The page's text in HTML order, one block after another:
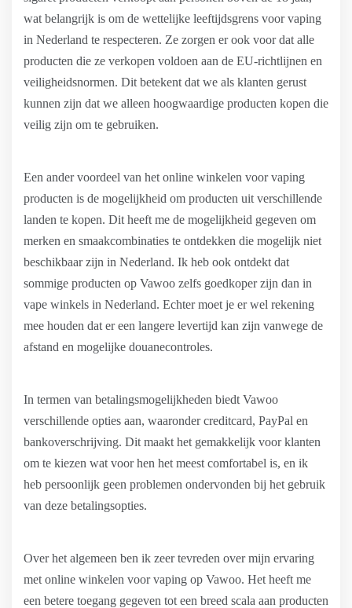
wat belangrijk is om de wettelijke leeftijdsgrens voor vaping
in Nederland te respecteren. Ze zorgen er ook voor dat alle
producten die ze verkopen voldoen aan de EU-richtlijnen en
veiligheidsnormen. Dit betekent dat we als klanten gerust
kunnen zijn dat we alleen hoogwaardige producten kopen die
veilig zijn om te gebruiken.
Een ander voordeel van het online winkelen voor vaping
producten is de mogelijkheid om producten uit verschillende
landen te kopen. Dit heeft me de mogelijkheid gegeven om
merken en smaakcombinaties te ontdekken die mogelijk niet
beschikbaar zijn in Nederland. Ik heb ook ontdekt dat
sommige producten op Vawoo zelfs goedkoper zijn dan in
vape winkels in Nederland. Echter moet je er wel rekening
mee houden dat er een langere levertijd kan zijn vanwege de
afstand en mogelijke douanecontroles.
In termen van betalingsmogelijkheden biedt Vawoo
verschillende opties aan, waaronder creditcard, PayPal en
bankoverschrijving. Dit maakt het gemakkelijk voor klanten
om te kiezen wat voor hen het meest comfortabel is, en ik
heb persoonlijk geen problemen ondervonden bij het gebruik
van deze betalingsopties.
Over het algemeen ben ik zeer tevreden over mijn ervaring
met online winkelen voor vaping op Vawoo. Het heeft me
een betere toegang gegeven tot een breed scala aan producten